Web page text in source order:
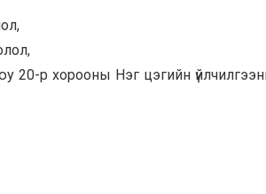
20-р хорооны Нэг цэгийн